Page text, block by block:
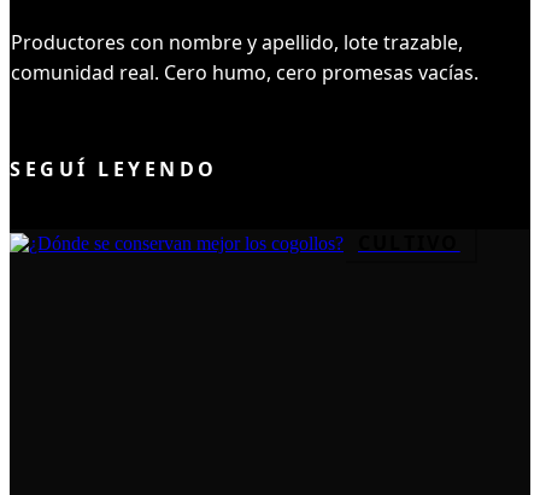
Productores con nombre y apellido, lote trazable,
comunidad real. Cero humo, cero promesas vacías.
SEGUÍ LEYENDO